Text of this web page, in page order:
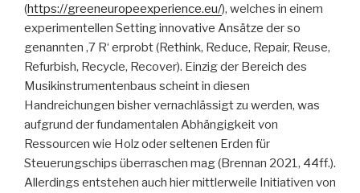
(https://greeneuropeexperience.eu/), welches in einem
experimentellen Setting innovative Ansätze der so
genannten ‚7 R‘ erprobt (Rethink, Reduce, Repair, Reuse,
Refurbish, Recycle, Recover). Einzig der Bereich des
Musikinstrumentenbaus scheint in diesen
Handreichungen bisher vernachlässigt zu werden, was
aufgrund der fundamentalen Abhängigkeit von
Ressourcen wie Holz oder seltenen Erden für
Steuerungschips überraschen mag (Brennan 2021, 44ff.).
Allerdings entstehen auch hier mittlerweile Initiativen von